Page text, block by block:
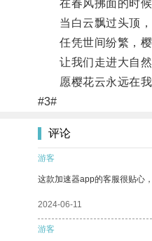
在春风拂面的时候
当白云飘过头顶，
任凭世间纷繁，樱
让我们走进大自然
愿樱花云永远在我
#3#
评论
游客
这款加速器app的客服很贴心
2024-06-11
游客